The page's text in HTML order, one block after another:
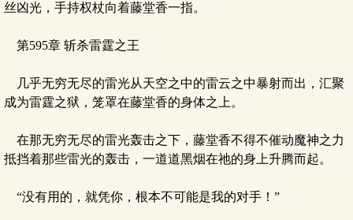
丝凶光，手持权杖向着藤堂香一指。
第595章 斩杀雷霆之王
几乎无穷无尽的雷光从天空之中的雷云之中暴射而出，汇聚
成为雷霆之狱，笼罩在藤堂香的身体之上。
在那无穷无尽的雷光轰击之下，藤堂香不得不催动魔神之力
抵挡着那些雷光的轰击，一道道黑烟在祂的身上升腾而起。
“没有用的，就凭你，根本不可能是我的对手！”